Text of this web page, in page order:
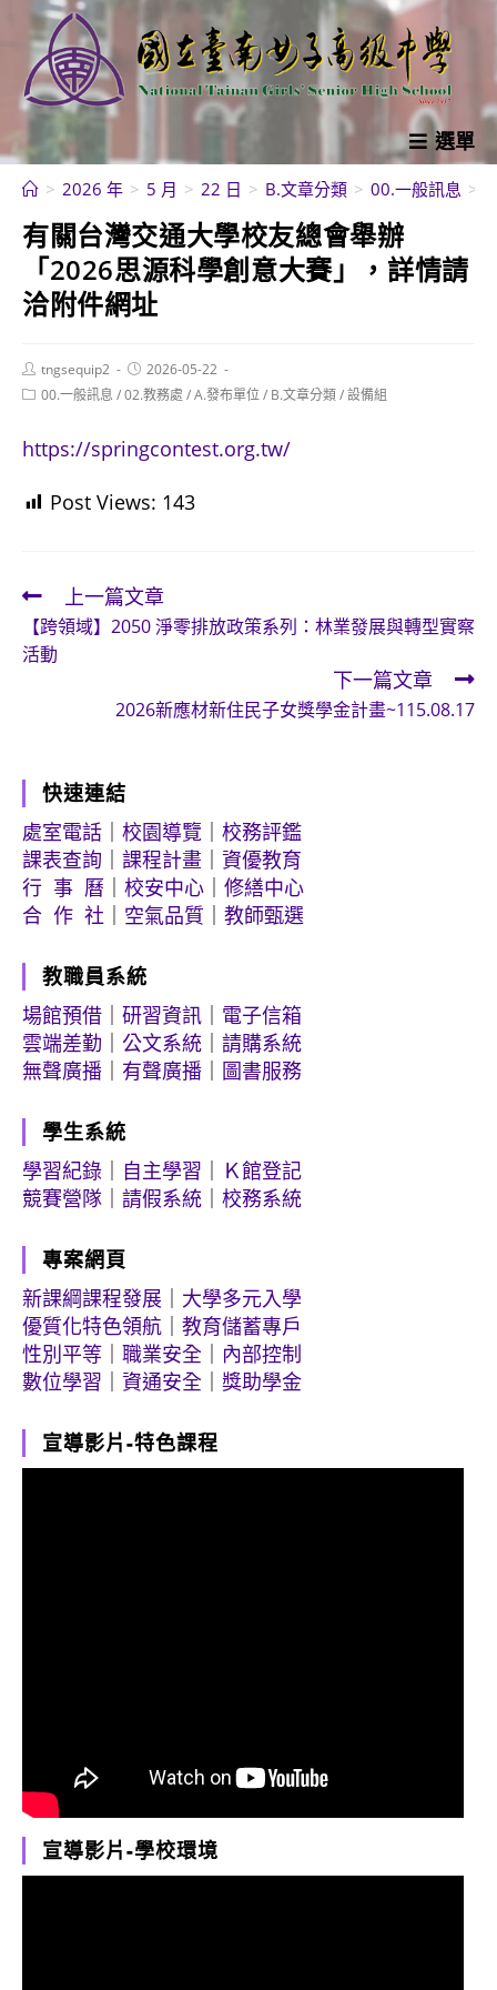
內
選單
> 2026 年 > 5 月 > 22 日 > B.文章分類 > 00.一般訊息 >
有關台灣交通大學校友總會舉辦
「2026思源科學創意大賽」，詳情請
洽附件網址
Post
author:
tngsequip2
Post
published:
2026-05-22
Post00.一般訊息 /02.教務處 /A.發布單位/ B.文章分類/設備組
https://springcontest.org.tw/
Post Views: 143
Read
more
articles
上一篇文章
【跨領域】2050 淨零排放政策系列：林業發展與轉型實察
活動
下一篇文章
2026新應材新住民子女獎學金計畫~115.08.17
快速連結
處室電話
校園導覽
校務評鑑
課表查詢
課程計畫
資優教育
行 事 曆
校安中心
修繕中心
合 作 社
空氣品質 教師甄選
教職員系統
場館預借
研習資訊
電子信箱
雲端差勤
公文系統
請購系統
無聲廣播
有聲廣播 圖書服務
學生系統
學習紀錄
自主學習
Ｋ館登記
競賽營隊
請假系統 校務系統
專案網頁
新課綱課程發展
大學多元入學
優質化特色領航
教育儲蓄專戶
性別平等
職業安全
內部控制
數位學習
資通安全 獎助學金
宣導影片-特色課程
宣導影片-學校環境